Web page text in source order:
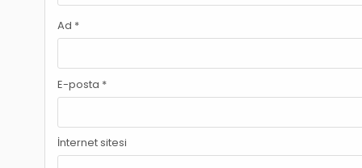
Ad *
E-posta *
İnternet sitesi